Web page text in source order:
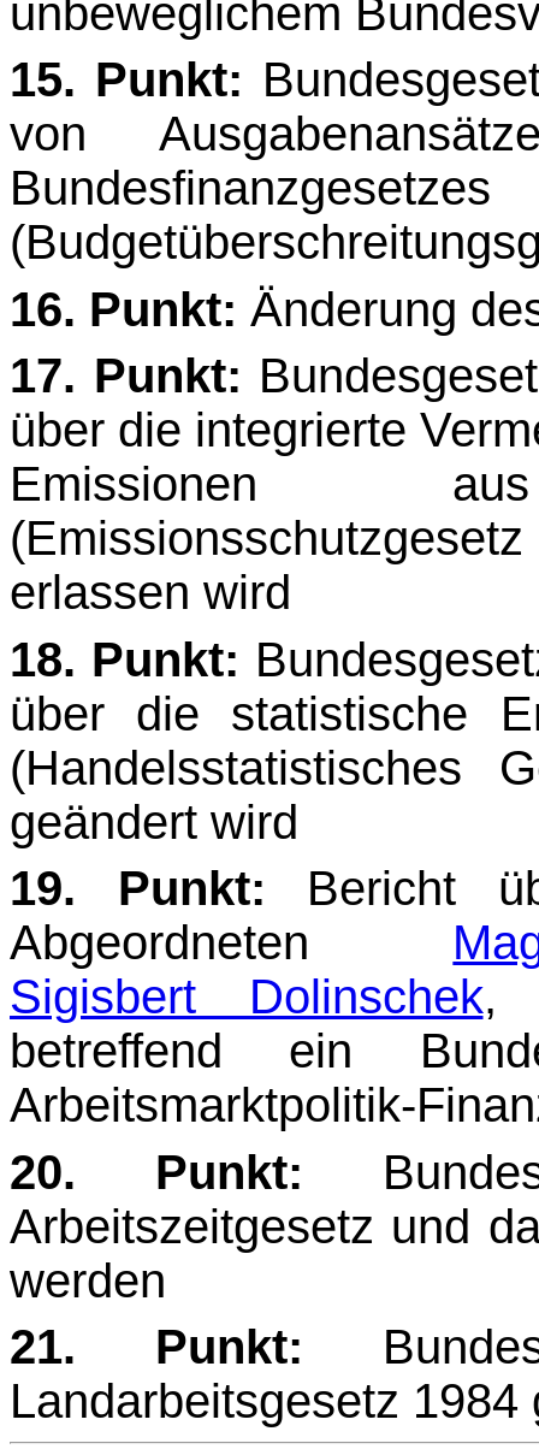
unbeweglichem
15. Punkt:
von
16. Punkt: Änderung
17. Punkt:
über die integrierte
Emissionen aus
erlassen wird
18. Punkt:
über die statistische
(Handelsstatistisches
geändert wird
19. Punkt: Bericht
Abgeordneten
Sigisbert Dolinschek,
betreffend ein
Arbeitsmarktpolitik-
20. Punkt:
Arbeitszeitgesetz und
werden
21. Punkt:
Landarbeitsgesetz 1984